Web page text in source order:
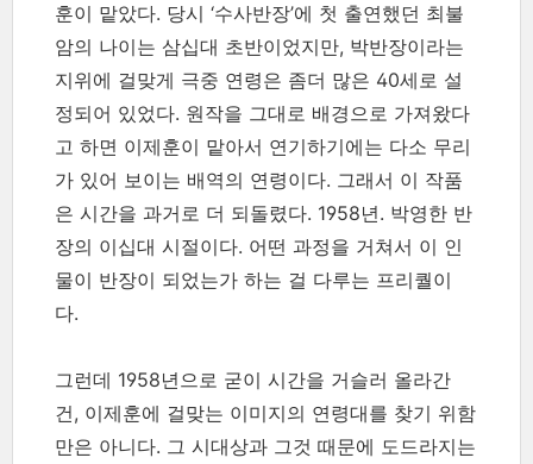
훈이 맡았다. 당시 ‘수사반장’에 첫 출연했던 최불
암의 나이는 삼십대 초반이었지만, 박반장이라는
지위에 걸맞게 극중 연령은 좀더 많은 40세로 설
정되어 있었다. 원작을 그대로 배경으로 가져왔다
고 하면 이제훈이 맡아서 연기하기에는 다소 무리
가 있어 보이는 배역의 연령이다. 그래서 이 작품
은 시간을 과거로 더 되돌렸다. 1958년. 박영한 반
장의 이십대 시절이다. 어떤 과정을 거쳐서 이 인
물이 반장이 되었는가 하는 걸 다루는 프리퀄이
다.
그런데 1958년으로 굳이 시간을 거슬러 올라간
건, 이제훈에 걸맞는 이미지의 연령대를 찾기 위함
만은 아니다. 그 시대상과 그것 때문에 도드라지는